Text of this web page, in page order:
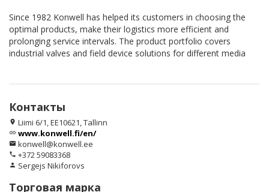
Since 1982 Konwell has helped its customers in choosing the
optimal products, make their logistics more efficient and
prolonging service intervals. The product portfolio covers
industrial valves and field device solutions for different media
Контакты
location_on Liimi 6/1, EE10621, Tallinn
link www.konwell.fi/en/
email konwell@konwell.ee
phone +372 59083368
person Sergejs Nikiforovs
Торговая марка